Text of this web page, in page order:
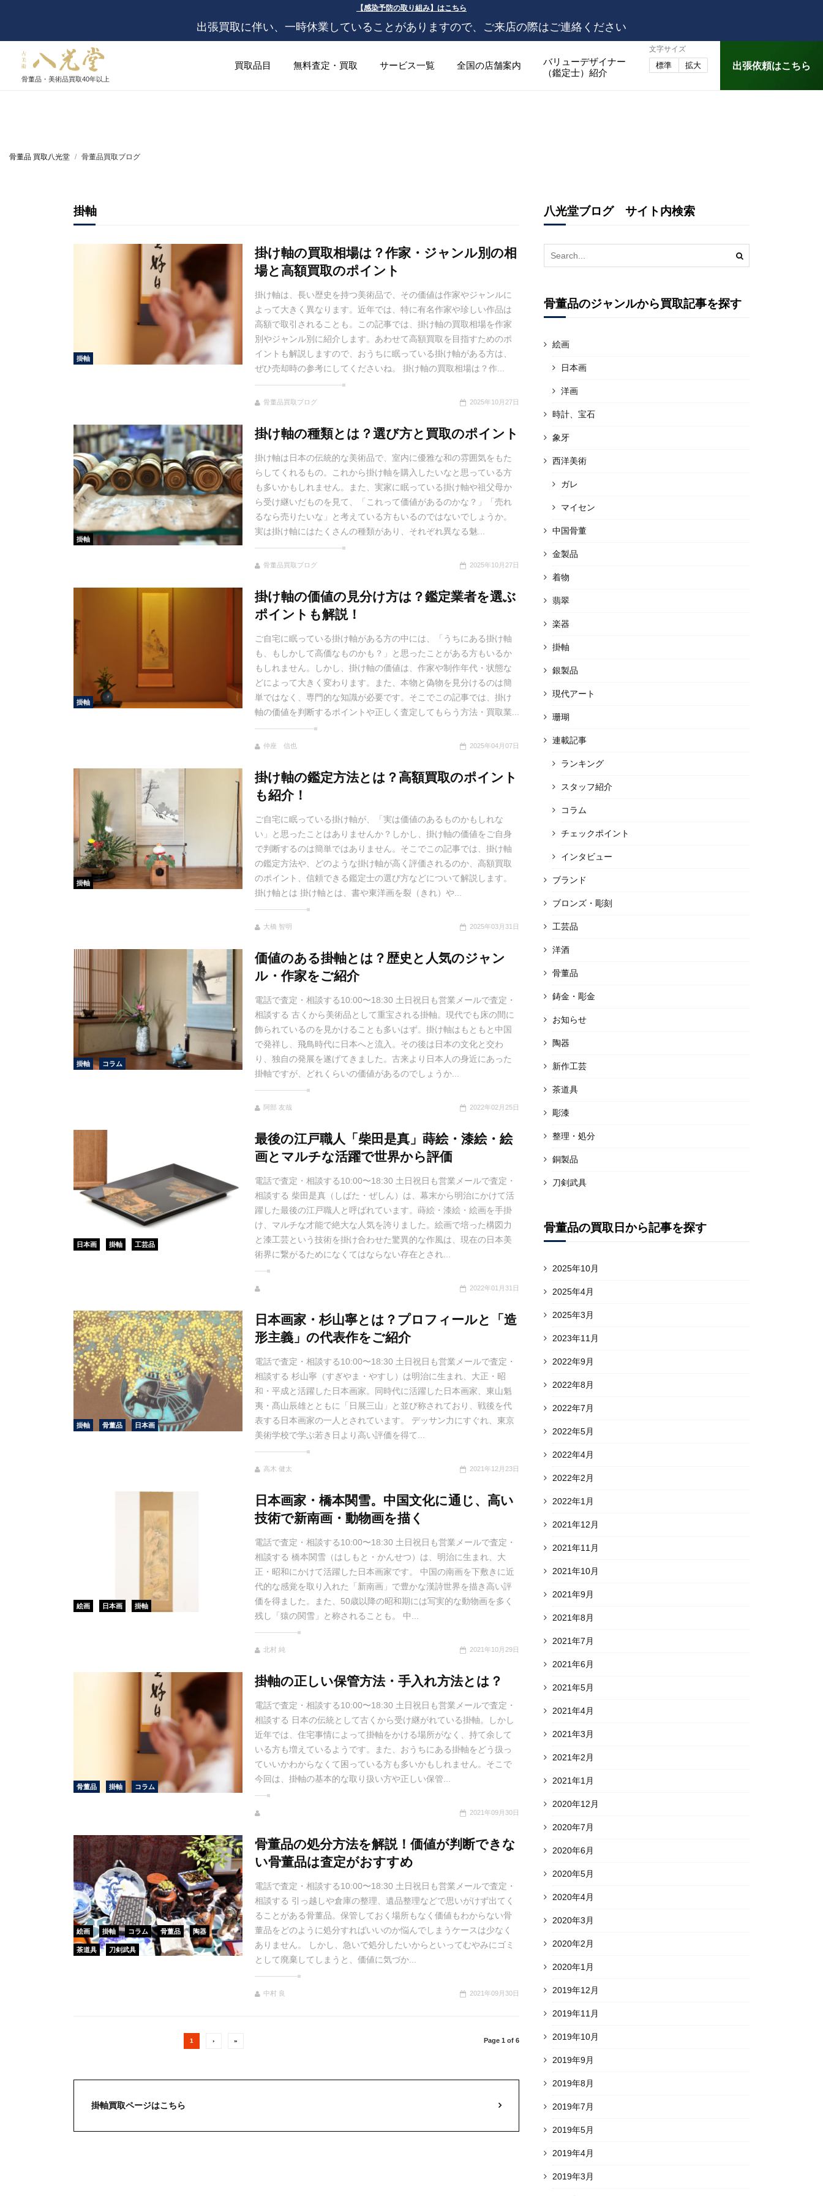
【感染予防の取り組み】はこちら
出張買取に伴い、一時休業していることがありますので、ご来店の際はご連絡ください
骨董品・美術品買取40年以上
買取品目 無料査定・買取 サービス一覧 全国の店舗案内
バリューデザイナー
（鑑定士）紹介
文字サイズ
標準 拡大 出張依頼はこちら
骨董品 買取八光堂 骨董品買取ブログ
掛軸
掛軸
掛け軸の買取相場は？作家・ジャンル別の相
場と高額買取のポイント
掛け軸は、長い歴史を持つ美術品で、その価値は作家やジャンルに
よって大きく異なります。近年では、特に有名作家や珍しい作品は
高額で取引されることも。この記事では、掛け軸の買取相場を作家
別やジャンル別に紹介します。あわせて高額買取を目指すためのポ
イントも解説しますので、おうちに眠っている掛け軸がある方は、
ぜひ売却時の参考にしてくださいね。 掛け軸の買取相場は？作...
骨董品買取ブログ 2025年10月27日
掛軸
掛け軸の種類とは？選び方と買取のポイント
掛け軸は日本の伝統的な美術品で、室内に優雅な和の雰囲気をもた
らしてくれるもの。これから掛け軸を購入したいなと思っている方
も多いかもしれません。また、実家に眠っている掛け軸や祖父母か
ら受け継いだものを見て、「これって価値があるのかな？」「売れ
るなら売りたいな」と考えている方もいるのではないでしょうか。
実は掛け軸にはたくさんの種類があり、それぞれ異なる魅...
骨董品買取ブログ 2025年10月27日
掛軸
掛け軸の価値の見分け方は？鑑定業者を選ぶ
ポイントも解説！
ご自宅に眠っている掛け軸がある方の中には、「うちにある掛け軸
も、もしかして高価なものかも？」と思ったことがある方もいるか
もしれません。しかし、掛け軸の価値は、作家や制作年代・状態な
どによって大きく変わります。また、本物と偽物を見分けるのは簡
単ではなく、専門的な知識が必要です。そこでこの記事では、掛け
軸の価値を判断するポイントや正しく査定してもらう方法・買取業...
仲座 信也 2025年04月07日
掛軸
掛け軸の鑑定方法とは？高額買取のポイント
も紹介！
ご自宅に眠っている掛け軸が、「実は価値のあるものかもしれな
い」と思ったことはありませんか？しかし、掛け軸の価値をご自身
で判断するのは簡単ではありません。そこでこの記事では、掛け軸
の鑑定方法や、どのような掛け軸が高く評価されるのか、高額買取
のポイント、信頼できる鑑定士の選び方などについて解説します。
掛け軸とは 掛け軸とは、書や東洋画を裂（きれ）や...
大橋 智明 2025年03月31日
掛軸 コラム
価値のある掛軸とは？歴史と人気のジャン
ル・作家をご紹介
電話で査定・相談する10:00〜18:30 土日祝日も営業メールで査定・
相談する 古くから美術品として重宝される掛軸。現代でも床の間に
飾られているのを見かけることも多いはず。掛け軸はもともと中国
で発祥し、飛鳥時代に日本へと流入。その後は日本の文化と交わ
り、独自の発展を遂げてきました。古来より日本人の身近にあった
掛軸ですが、どれくらいの価値があるのでしょうか...
阿部 友哉 2022年02月25日
日本画 掛軸 工芸品
最後の江戸職人「柴田是真」蒔絵・漆絵・絵
画とマルチな活躍で世界から評価
電話で査定・相談する10:00〜18:30 土日祝日も営業メールで査定・
相談する 柴田是真（しばた・ぜしん）は、幕末から明治にかけて活
躍した最後の江戸職人と呼ばれています。蒔絵・漆絵・絵画を手掛
け、マルチな才能で絶大な人気を誇りました。絵画で培った構図力
と漆工芸という技術を掛け合わせた驚異的な作風は、現在の日本美
術界に繋がるためになくてはならない存在とされ...
2022年01月31日
掛軸 骨董品 日本画
日本画家・杉山寧とは？プロフィールと「造
形主義」の代表作をご紹介
電話で査定・相談する10:00〜18:30 土日祝日も営業メールで査定・
相談する 杉山寧（すぎやま・やすし）は明治に生まれ、大正・昭
和・平成と活躍した日本画家。同時代に活躍した日本画家、東山魁
夷・髙山辰雄とともに「日展三山」と並び称されており、戦後を代
表する日本画家の一人とされています。 デッサン力にすぐれ、東京
美術学校で学ぶ若き日より高い評価を得て...
高木 健太 2021年12月23日
絵画 日本画 掛軸
日本画家・橋本関雪。中国文化に通じ、高い
技術で新南画・動物画を描く
電話で査定・相談する10:00〜18:30 土日祝日も営業メールで査定・
相談する 橋本関雪（はしもと・かんせつ）は、明治に生まれ、大
正・昭和にかけて活躍した日本画家です。 中国の南画を下敷きに近
代的な感覚を取り入れた「新南画」で豊かな漢詩世界を描き高い評
価を得ました。また、50歳以降の昭和期には写実的な動物画を多く
残し「猿の関雪」と称されることも。 中...
北村 純 2021年10月29日
骨董品 掛軸 コラム
掛軸の正しい保管方法・手入れ方法とは？
電話で査定・相談する10:00〜18:30 土日祝日も営業メールで査定・
相談する 日本の伝統として古くから受け継がれている掛軸。しかし
近年では、住宅事情によって掛軸をかける場所がなく、持て余して
いる方も増えているようです。また、おうちにある掛軸をどう扱っ
ていいかわからなくて困っている方も多いかもしれません。そこで
今回は、掛軸の基本的な取り扱い方や正しい保管...
2021年09月30日
絵画 掛軸 コラム 骨董品 陶器
茶道具 刀剣武具
骨董品の処分方法を解説！価値が判断できな
い骨董品は査定がおすすめ
電話で査定・相談する10:00〜18:30 土日祝日も営業メールで査定・
相談する 引っ越しや倉庫の整理、遺品整理などで思いがけず出てく
ることがある骨董品。保管しておく場所もなく価値もわからない骨
董品をどのように処分すればいいのか悩んでしまうケースは少なく
ありません。 しかし、急いで処分したいからといってむやみにゴミ
として廃棄してしまうと、価値に気づか...
中村 良 2021年09月30日
1 › » Page 1 of 6
掛軸買取ページはこちら
八光堂ブログ サイト内検索
Search
for:
骨董品のジャンルから買取記事を探す
絵画
日本画
洋画
時計、宝石
象牙
西洋美術
ガレ
マイセン
中国骨董
金製品
着物
翡翠
楽器
掛軸
銀製品
現代アート
珊瑚
連載記事
ランキング
スタッフ紹介
コラム
チェックポイント
インタビュー
ブランド
ブロンズ・彫刻
工芸品
洋酒
骨董品
鋳金・彫金
お知らせ
陶器
新作工芸
茶道具
彫漆
整理・処分
銅製品
刀剣武具
骨董品の買取日から記事を探す
2025年10月
2025年4月
2025年3月
2023年11月
2022年9月
2022年8月
2022年7月
2022年5月
2022年4月
2022年2月
2022年1月
2021年12月
2021年11月
2021年10月
2021年9月
2021年8月
2021年7月
2021年6月
2021年5月
2021年4月
2021年3月
2021年2月
2021年1月
2020年12月
2020年7月
2020年6月
2020年5月
2020年4月
2020年3月
2020年2月
2020年1月
2019年12月
2019年11月
2019年10月
2019年9月
2019年8月
2019年7月
2019年5月
2019年4月
2019年3月